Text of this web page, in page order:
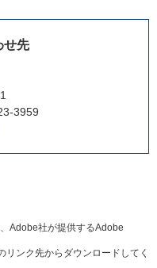
せ先
3959
Adobe社が提供するAdobe
ンク先からダウンロードしてく